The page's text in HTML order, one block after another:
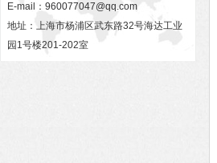
E-mail： 960077047@qq.com
地址：上海市杨浦区武东路32号海达工业
园1号楼201-202室